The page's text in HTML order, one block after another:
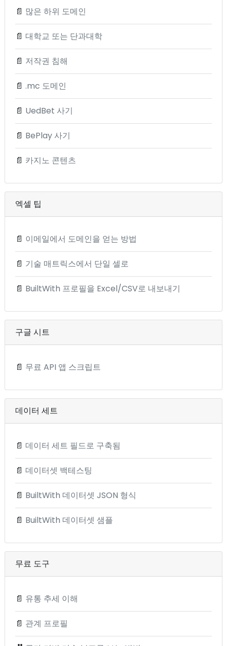
📄 많은 하위 도메인
📄 대학교 또는 단과대학
📄 저작권 침해
📄 .mc 도메인
📄 UedBet 사기
📄 BePlay 사기
📄 카지노 콘텐츠
엑셀 팁
📄 이메일에서 도메인을 얻는 방법
📄 기술 매트릭스에서 단일 셀로
📄 BuiltWith 프로필을 Excel/CSV로 내보내기
구글 시트
📄 무료 API 앱 스크립트
데이터 세트
📄 데이터 세트 필드로 구축됨
📄 데이터셋 백테스팅
📄 BuiltWith 데이터셋 JSON 형식
📄 BuiltWith 데이터셋 샘플
무료 도구
📄 유통 추세 이해
📄 관계 프로필